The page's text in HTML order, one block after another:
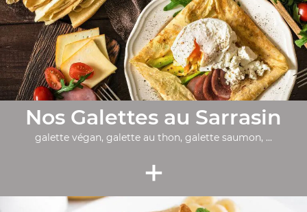
Nos Galettes au Sarrasin
galette végan, galette au thon, galette saumon, ...
+